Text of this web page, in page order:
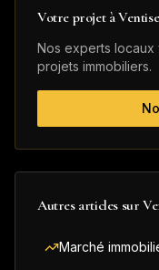
Votre projet à
Nos experts locaux
projets immobiliers.
Autres articles sur
Marché